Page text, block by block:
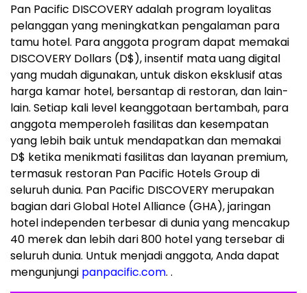
Pan Pacific DISCOVERY adalah program loyalitas
pelanggan yang meningkatkan pengalaman para
tamu hotel. Para anggota program dapat memakai
DISCOVERY Dollars (D$), insentif mata uang digital
yang mudah digunakan, untuk diskon eksklusif atas
harga kamar hotel, bersantap di restoran, dan lain-
lain. Setiap kali level keanggotaan bertambah, para
anggota memperoleh fasilitas dan kesempatan
yang lebih baik untuk mendapatkan dan memakai
D$ ketika menikmati fasilitas dan layanan premium,
termasuk restoran Pan Pacific Hotels Group di
seluruh dunia. Pan Pacific DISCOVERY merupakan
bagian dari Global Hotel Alliance (GHA), jaringan
hotel independen terbesar di dunia yang mencakup
40 merek dan lebih dari 800 hotel yang tersebar di
seluruh dunia. Untuk menjadi anggota, Anda dapat
mengunjungi panpacific.com. .